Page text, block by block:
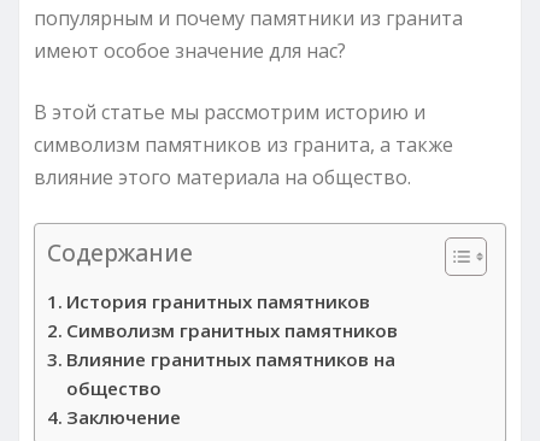
популярным и почему памятники из гранита
имеют особое значение для нас?
В этой статье мы рассмотрим историю и
символизм памятников из гранита, а также
влияние этого материала на общество.
Содержание
История гранитных памятников
Символизм гранитных памятников
Влияние гранитных памятников на
общество
Заключение